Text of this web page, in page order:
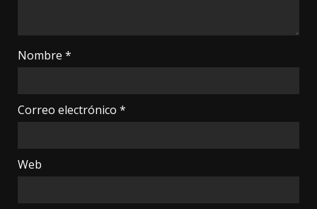
Nombre *
Correo electrónico *
Web